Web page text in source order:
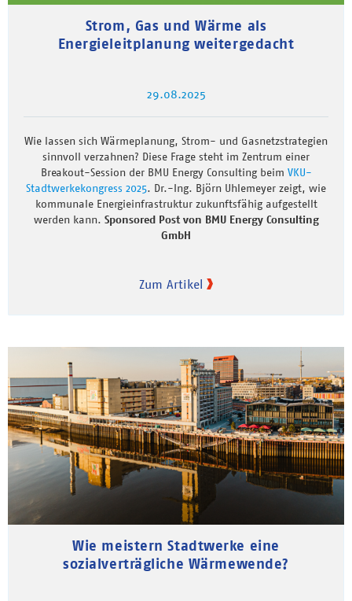
Strom, Gas und Wärme als
Energieleitplanung weitergedacht
29.08.2025
Wie lassen sich Wärmeplanung, Strom- und Gasnetzstrategien
sinnvoll verzahnen? Diese Frage steht im Zentrum einer
Breakout-Session der BMU Energy Consulting beim VKU-
Stadtwerkekongress 2025. Dr.-Ing. Björn Uhlemeyer zeigt, wie
kommunale Energieinfrastruktur zukunftsfähig aufgestellt
werden kann. Sponsored Post von BMU Energy Consulting
GmbH
Zum Artikel
Wie meistern Stadtwerke eine
sozialverträgliche Wärmewende?